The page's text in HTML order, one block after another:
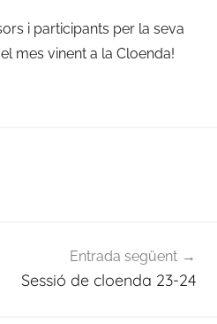
i participants per la seva
mes vinent a la Cloenda!
Entrada següent
Sessió de cloenda 23-24